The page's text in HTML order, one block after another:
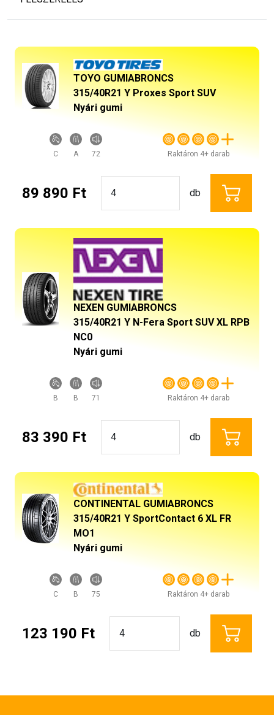
TOYO GUMIABRONCS
315/40R21 Y Proxes Sport SUV
Nyári gumi
C A 72 Raktáron 4+ darab
89 890 Ft db
NEXEN GUMIABRONCS
315/40R21 Y N-Fera Sport SUV XL RPB
NC0
Nyári gumi
B B 71 Raktáron 4+ darab
83 390 Ft db
CONTINENTAL GUMIABRONCS
315/40R21 Y SportContact 6 XL FR
MO1
Nyári gumi
C B 75 Raktáron 4+ darab
123 190 Ft db